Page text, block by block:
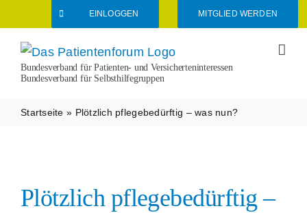
Inhalt
springen
EINLOGGEN MITGLIED WERDEN
Bundesverband für Patienten- und Versicherteninteressen
Bundesverband für Selbsthilfegruppen
Startseite » Plötzlich pflegebedürftig – was nun?
Plötzlich pflegebedürftig –